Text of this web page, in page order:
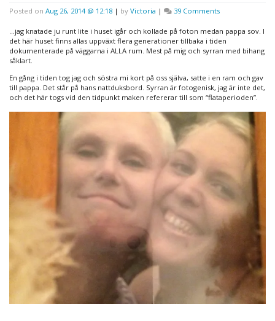
Posted on Aug 26, 2014 @ 12:18 | by Victoria | 39 Commentson
det…
…jag knatade ju runt lite i huset igår och kollade på foton medan pappa sov. I
det här huset finns allas uppväxt flera generationer tillbaka i tiden
dokumenterade på väggarna i ALLA rum. Mest på mig och syrran med bihang
såklart.
En gång i tiden tog jag och söstra mi kort på oss själva, satte i en ram och gav
till pappa. Det står på hans nattduksbord. Syrran är fotogenisk, jag är inte det,
och det här togs vid den tidpunkt maken refererar till som “flataperioden”.